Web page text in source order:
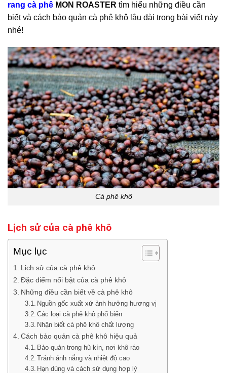
rang cà phê MON ROASTER tìm hiểu những điều cần
biết và cách bảo quản cà phê khô lâu dài trong bài viết này
nhé!
Cà phê khô
Lịch sử của cà phê khô
Mục lục
Lịch sử của cà phê khô
Đặc điểm nổi bật của cà phê khô
Những điều cần biết về cà phê khô
Nguồn gốc xuất xứ ảnh hưởng hương vị
Các loại cà phê khô phổ biến
Nhận biết cà phê khô chất lượng
Cách bảo quản cà phê khô hiệu quả
Bảo quản trong hũ kín, nơi khô ráo
Tránh ánh nắng và nhiệt độ cao
Hạn dùng và cách sử dụng hợp lý